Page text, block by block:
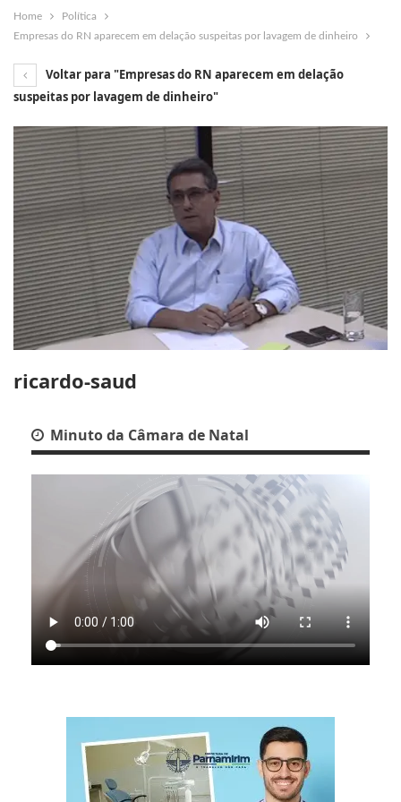
Home
Política
Empresas do RN aparecem em delação suspeitas por lavagem de dinheiro
Voltar para "Empresas do RN aparecem em delação
suspeitas por lavagem de dinheiro"
ricardo-saud
Minuto da Câmara de Natal